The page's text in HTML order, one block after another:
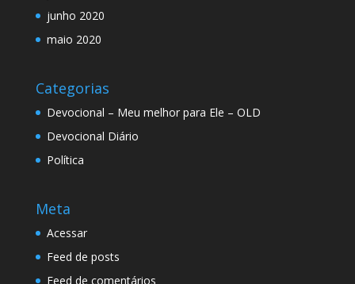
junho 2020
maio 2020
Categorias
Devocional – Meu melhor para Ele – OLD
Devocional Diário
Política
Meta
Acessar
Feed de posts
Feed de comentários